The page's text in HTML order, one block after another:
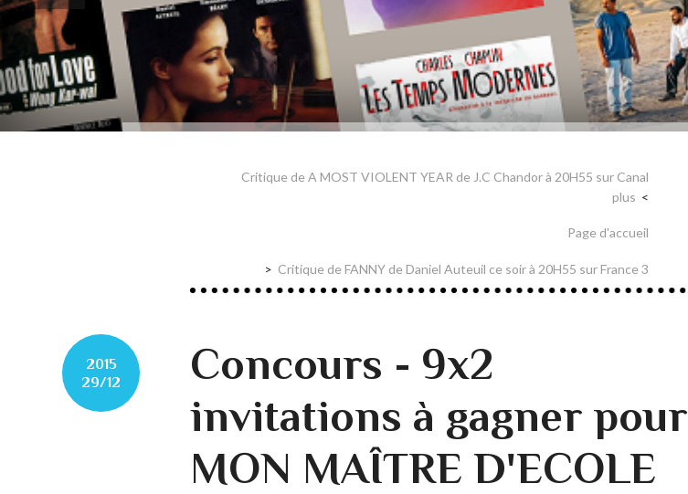
Critique de A MOST VIOLENT YEAR de J.C Chandor à 20H55 sur Canal
plus
Page d'accueil
Critique de FANNY de Daniel Auteuil ce soir à 20H55 sur France 3
2015
29/12
Concours - 9x2
invitations à gagner pour
MON MAÎTRE D'ECOLE